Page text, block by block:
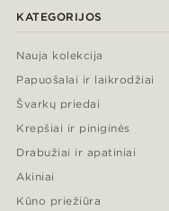
KATEGORIJOS
Nauja kolekcija
Papuošalai ir laikrodžiai
Švarkų priedai
Krepšiai ir piniginės
Drabužiai ir apatiniai
Akiniai
Kūno priežiūra